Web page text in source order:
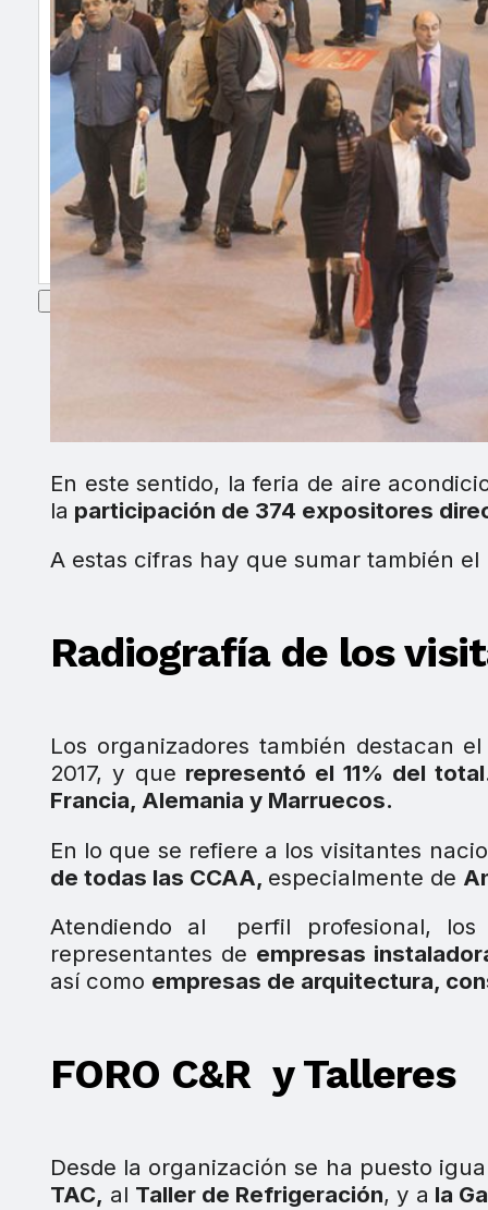
En este sentido, la feria de aire
la participación de 374 expositores
A estas cifras hay que sumar también
Radiografía de los
Los organizadores también destacan
2017, y que representó el 11% del
Francia, Alemania y Marruecos.
En lo que se refiere a los visitantes
de todas las CCAA, especialmente de
Atendiendo al perfil profesional,
representantes de empresas
así como empresas de arquitectura,
FORO C&R y Talleres
Desde la organización se ha puesto
TAC, al Taller de Refrigeración, y a la